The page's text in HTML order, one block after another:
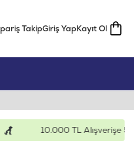
TakipGiriş YapKayıt Ol
10.000 TL Alışverişe500